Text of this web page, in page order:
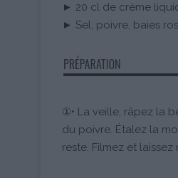
► 20 cl de crème
► Sel, poivre, baies
①• La veille, râpez la
du poivre. Étalez la
reste. Filmez et